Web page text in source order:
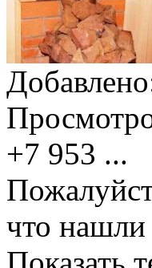
+7 953 ...
что нашли